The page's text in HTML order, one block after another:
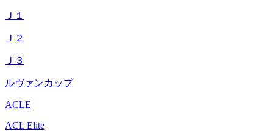
Ｊ１
Ｊ２
Ｊ３
ルヴァンカップ
ACLE
ACL Elite